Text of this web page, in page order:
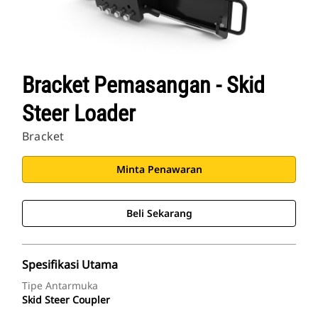
Bracket Pemasangan - Skid
Steer Loader
Bracket
Minta Penawaran
Beli Sekarang
Spesifikasi Utama
Tipe Antarmuka
Skid Steer Coupler